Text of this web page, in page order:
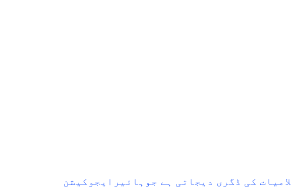
کی ڈگری دیجاتی ہے جوہائیرایجوکیشن